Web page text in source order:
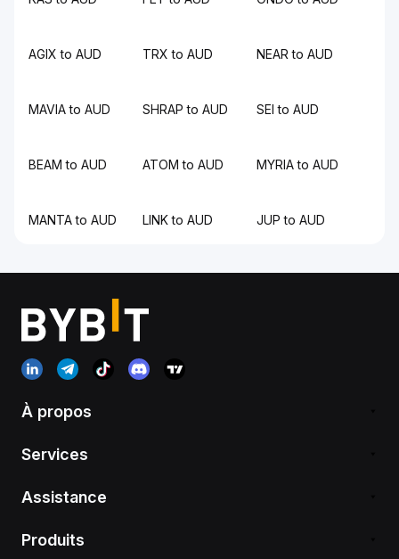
AGIX to AUD TRX to AUD NEAR to AUD
MAVIA to AUD SHRAP to AUD SEI to AUD
BEAM to AUD ATOM to AUD MYRIA to AUD
MANTA to AUD LINK to AUD JUP to AUD
À propos
Services
Assistance
Produits